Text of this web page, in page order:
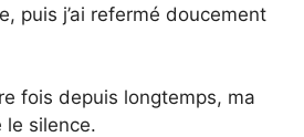
puis j’ai refermé doucement
fois depuis longtemps, ma
le silence.